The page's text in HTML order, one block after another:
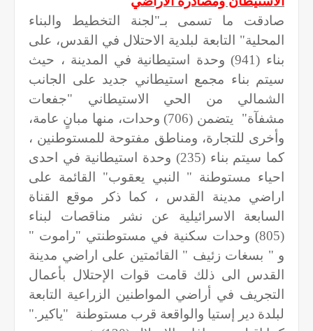
صادقت ما تسمى بـ"لجنة التخطيط والبناء
المحلية" التابعة لبلدية الاحتلال في القدس، على
بناء (941) وحدة استيطانية في المدينة ، حيث
سيتم بناء مجمع استيطاني جديد على الجانب
الشمالي من الحي الاستيطاني "جفعات
مشفآة"
يتضمن (706) وحدات، منها مبانٍ عامة،
وأخرى للتجارة، ومناطق مفتوحة للمستوطنين ،
كما سيتم بناء (235) وحدة استيطانية في احدى
احياء مستوطنة " النبي يعقوب" القائمة على
اراضي مدينة القدس ، كما ذكر موقع القناة
السابعة الاسرائيلية عن نشر مناقصات لبناء
(805) وحدات سكنية في مستوطنتي "راموت "
و " بسغات زئيف " القائمتين على اراضي مدينة
القدس
الى ذلك قامت قوات الإحتلال بأعمال
التجريف في أراضي المواطنين الزراعية التابعة
لبلدة دير إستيا والواقعة قرب مستوطنة "ياكير ".